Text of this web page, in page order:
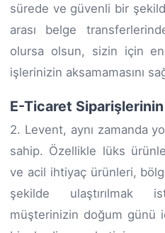
sürede ve güvenli bir
arası belge
olursa olsun, sizin için en
işlerinizin aksamamasını
E-Ticaret Siparişlerinin
2. Levent, aynı zamanda
sahip. Özellikle lüks
ve acil ihtiyaç ürünleri,
şekilde ulaştırılmak
müşterinizin doğum günü